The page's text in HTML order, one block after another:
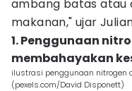
ambang batas atau
makanan," ujar
1. Penggunaan
membahayakan
ilustrasi penggunaan nitrogen
(pexels.com/David Disponett)